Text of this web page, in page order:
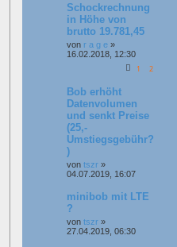
Schockrechnung
in Höhe von
brutto 19.781,45
von r a g e »
16.02.2018, 12:30
1 2
Bob erhöht
Datenvolumen
und senkt Preise
(25,-
Umstiegsgebühr?
)
von tszr »
04.07.2019, 16:07
minibob mit LTE
?
von tszr »
27.04.2019, 06:30